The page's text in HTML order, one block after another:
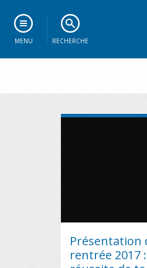
MENU RECHERCHE
Présentation
rentrée 2017